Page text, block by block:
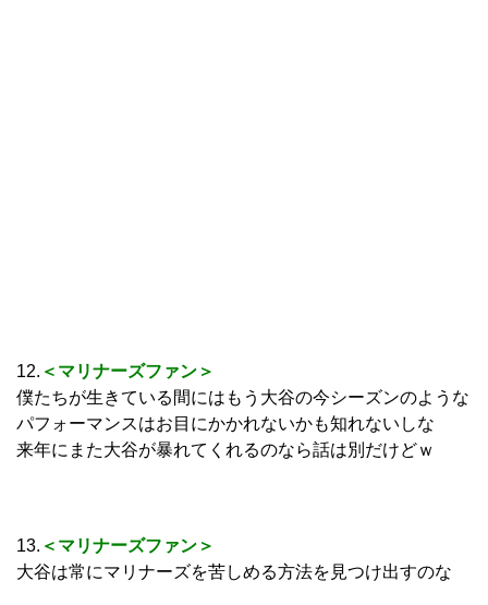
12. ＜マリナーズファン＞
僕たちが生きている間にはもう大谷の今シーズンのような
パフォーマンスはお目にかかれないかも知れないしな
来年にまた大谷が暴れてくれるのなら話は別だけどｗ
13. ＜マリナーズファン＞
大谷は常にマリナーズを苦しめる方法を見つけ出すのな